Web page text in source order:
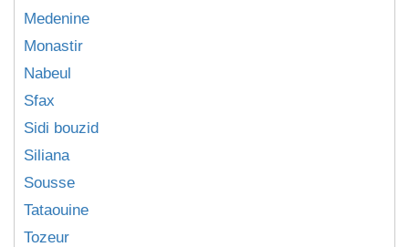
Medenine
Monastir
Nabeul
Sfax
Sidi bouzid
Siliana
Sousse
Tataouine
Tozeur